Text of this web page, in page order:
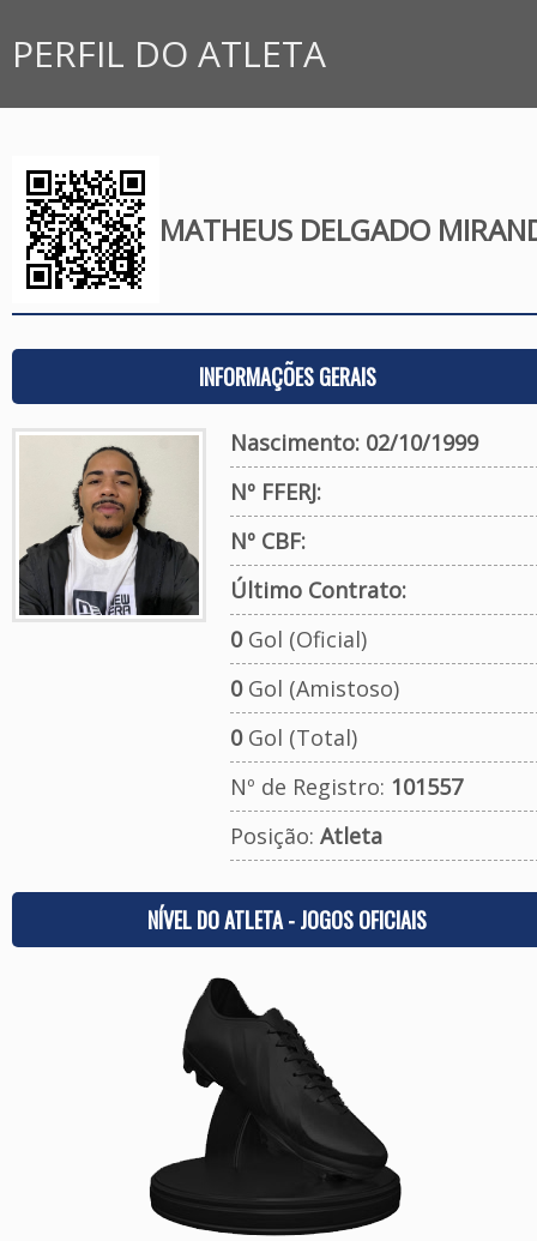
PERFIL DO ATLETA
MATHEUS DELGADO
INFORMAÇÕES GERAIS
Nascimento: 02/10/1999
Nº FFERJ:
Nº CBF:
Último Contrato:
0Gol (Oficial)
0Gol (Amistoso)
0Gol (Total)
Nº de Registro: 101557
Posição: Atleta
NÍVEL DO ATLETA - JOGOS OFICIAIS